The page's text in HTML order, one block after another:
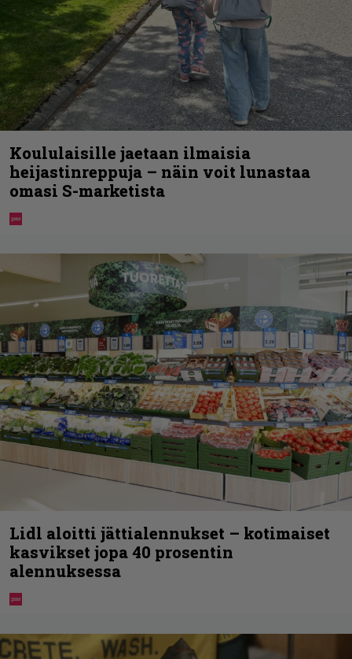
Koululaisille jaetaan ilmaisia
heijastinreppuja – näin voit lunastaa
omasi S-marketista
Lidl aloitti jättialennukset – kotimaiset
kasvikset jopa 40 prosentin
alennuksessa